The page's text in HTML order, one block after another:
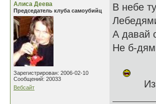
Алиса Деева
Председатель клуба самоубийц
Зарегистрирован: 2006-02-10
Сообщений: 20033
Вебсайт
В небе
А давай
Не б-